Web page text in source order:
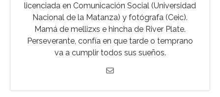
licenciada en Comunicación Social (Universidad
Nacional de la Matanza) y fotógrafa (Ceic).
Mamá de mellizxs e hincha de River Plate.
Perseverante, confía en que tarde o temprano
va a cumplir todos sus sueños.